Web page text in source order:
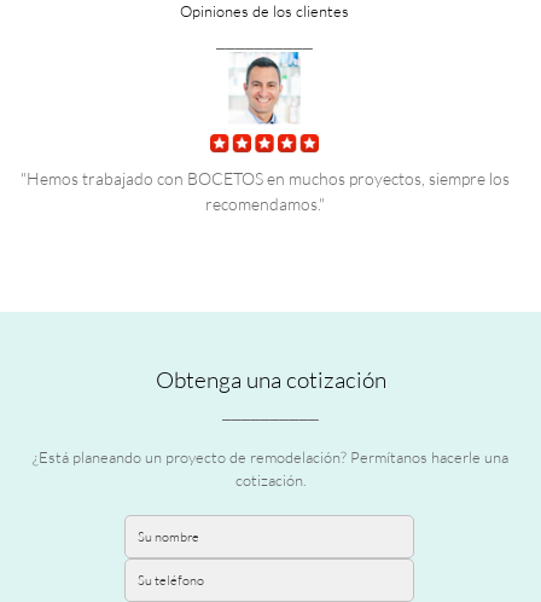
Opiniones de los clientes
"Hemos trabajado con BOCETOS en muchos proyectos, siempre los
recomendamos."
Obtenga una cotización
¿Está planeando un proyecto de remodelación? Permítanos hacerle una
cotización.